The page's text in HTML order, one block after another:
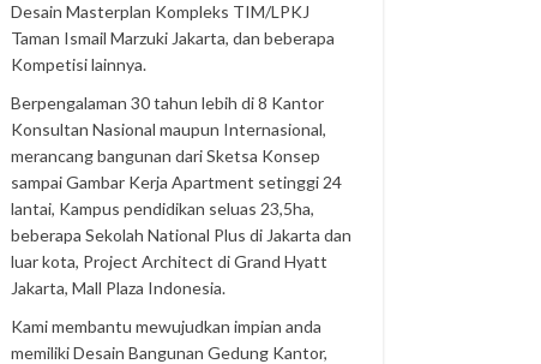
Desain Masterplan Kompleks TIM/LPKJ
Taman Ismail Marzuki Jakarta, dan beberapa
Kompetisi lainnya.
Berpengalaman 30 tahun lebih di 8 Kantor
Konsultan Nasional maupun Internasional,
merancang bangunan dari Sketsa Konsep
sampai Gambar Kerja Apartment setinggi 24
lantai, Kampus pendidikan seluas 23,5ha,
beberapa Sekolah National Plus di Jakarta dan
luar kota, Project Architect di Grand Hyatt
Jakarta, Mall Plaza Indonesia.
Kami membantu mewujudkan impian anda
memiliki Desain Bangunan Gedung Kantor,